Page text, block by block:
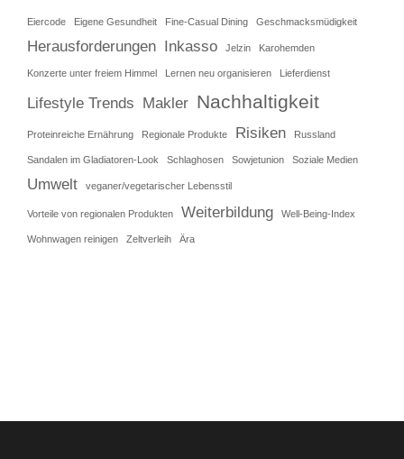
Eiercode Eigene Gesundheit Fine-Casual Dining Geschmacksmüdigkeit
Herausforderungen Inkasso Jelzin Karohemden
Konzerte unter freiem Himmel Lernen neu organisieren Lieferdienst
Lifestyle Trends Makler Nachhaltigkeit
Proteinreiche Ernährung Regionale Produkte Risiken Russland
Sandalen im Gladiatoren-Look Schlaghosen Sowjetunion Soziale Medien
Umwelt veganer/vegetarischer Lebensstil
Vorteile von regionalen Produkten Weiterbildung Well-Being-Index
Wohnwagen reinigen Zeltverleih Ära